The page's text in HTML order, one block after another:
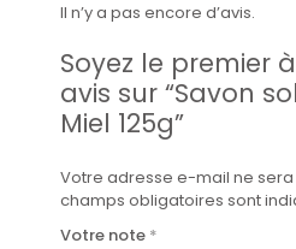
Il n’y a pas encore d’avis.
Soyez le premier
avis sur “Savon
Miel 125g”
Votre adresse e-mail ne
champs obligatoires sont
Votre note *